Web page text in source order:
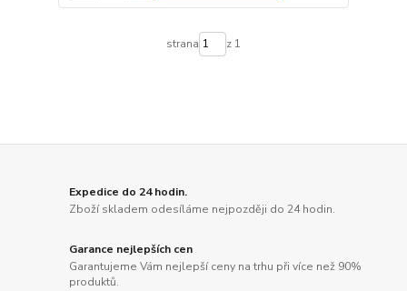
strana z 1
Expedice do 24 hodin.
Zboží skladem odesíláme nejpozději do 24 hodin.
Garance nejlepších cen
Garantujeme Vám nejlepší ceny na trhu při více než 90%
produktů.